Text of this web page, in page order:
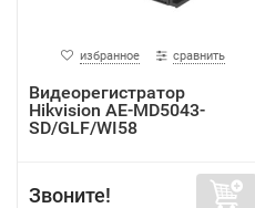
избранное сравнить
Видеорегистратор
Hikvision AE-MD5043-
SD/GLF/WI58
Звоните!